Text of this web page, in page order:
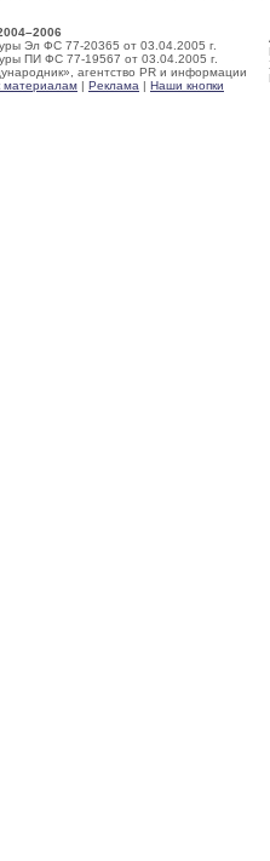
Эл ФС 77-20365 от 03.04.2005 г.
ПИ ФС 77-19567 от 03.04.2005 г.
агентство PR и информации
материалам | Реклама | Наши кнопки